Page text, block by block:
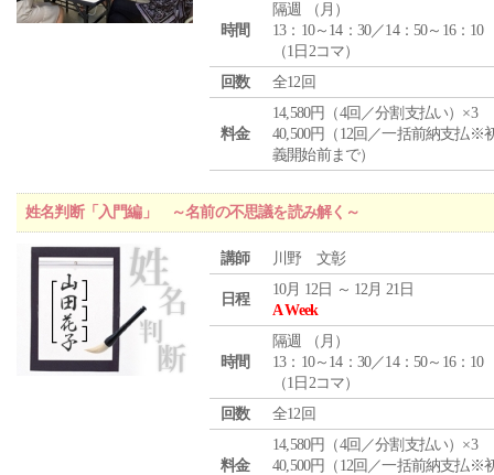
時間
隔週 （ 月 ）
13：10～14：30／14：50～16：10
（1日2コマ）
回数
全12回
料金
14,580円（4回／分割支払い）×3
40,500円（12回／一括前納支払※
義開始前まで）
姓名判断「入門編」 ～名前の不思議を読み解く～
講師 川野 文彰
日程
10月 12日 ～ 12月 21日
A Week
時間
隔週 （ 月 ）
13：10～14：30／14：50～16：10
（1日2コマ）
回数
全12回
料金
14,580円（4回／分割支払い）×3
40,500円（12回／一括前納支払※